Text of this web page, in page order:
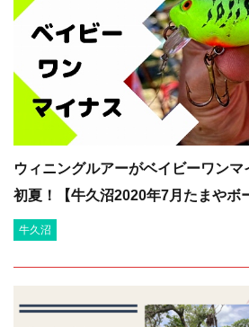
ウィニングルアーがベイビーワン
初夏！【牛久沼2020年7月たまやボ
牛久沼